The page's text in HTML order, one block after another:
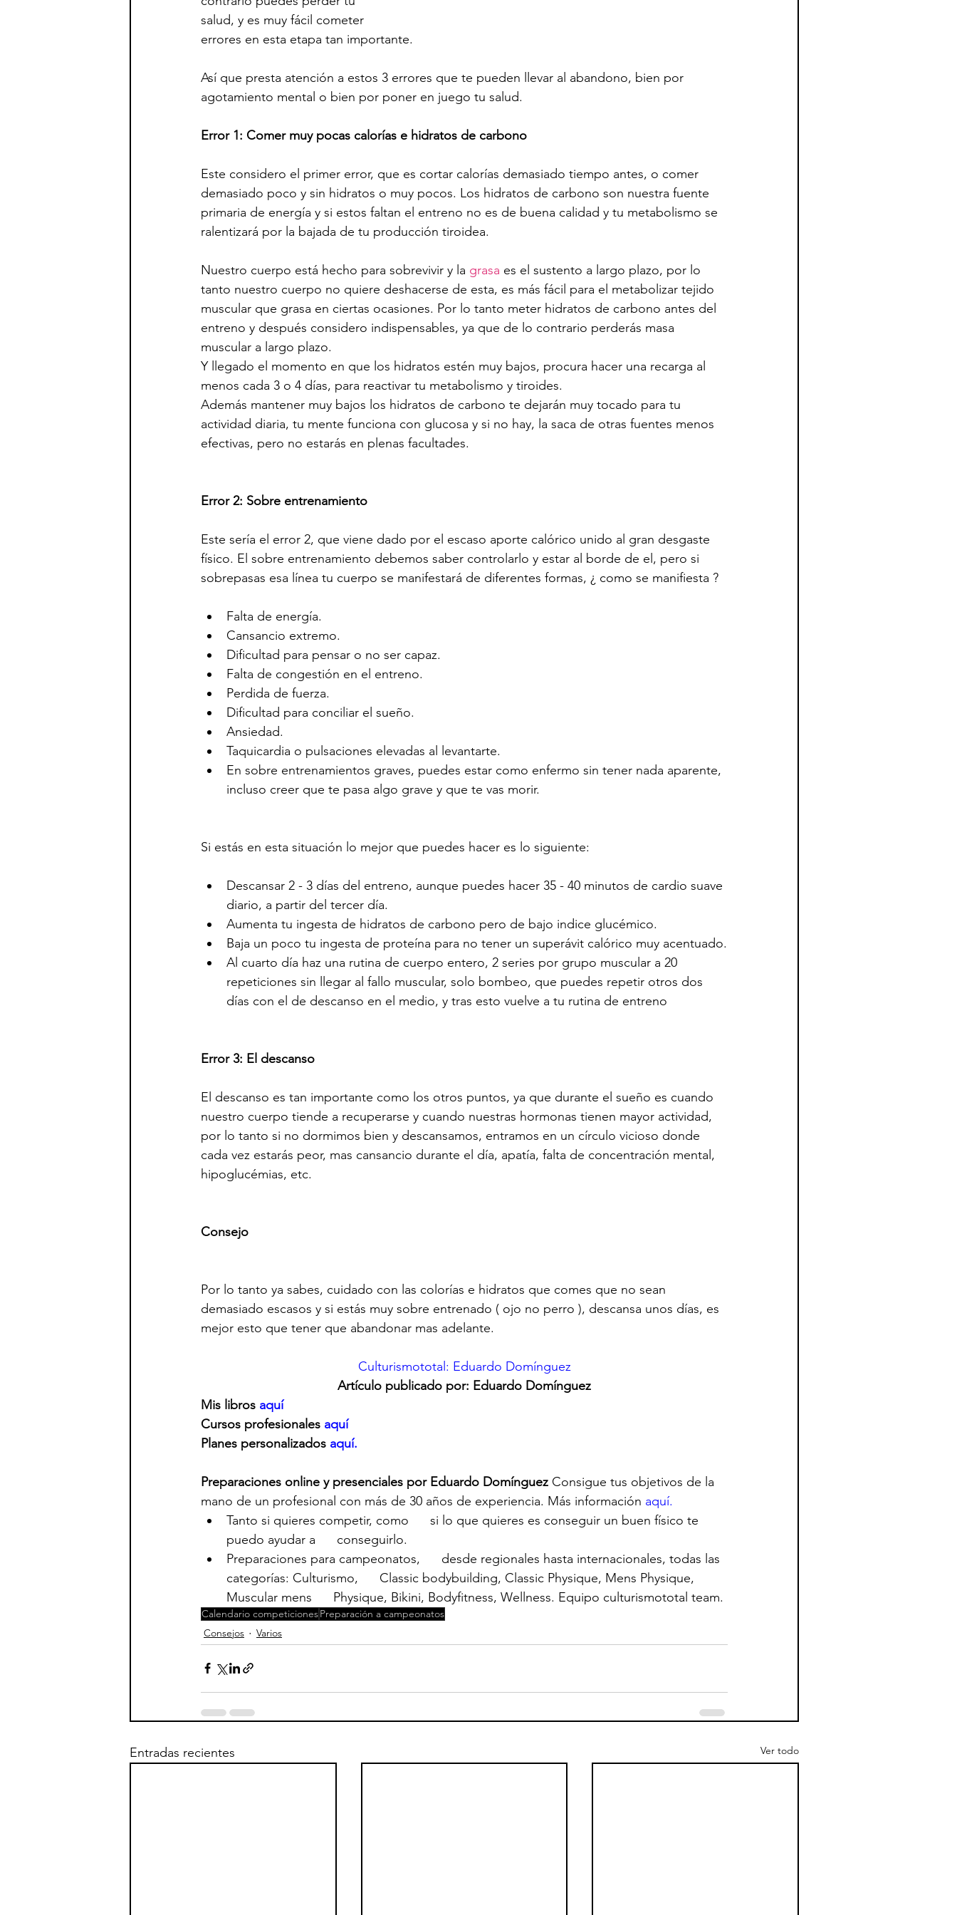
salud, y es muy fácil cometer
errores en esta etapa tan importante.
Así que presta atención a estos 3 errores que te pueden llevar al abandono, bien por
agotamiento mental o bien por poner en juego tu salud.
Error 1: Comer muy pocas calorías e hidratos de carbono
Este considero el primer error, que es cortar calorías demasiado tiempo antes, o comer
demasiado poco y sin hidratos o muy pocos. Los hidratos de carbono son nuestra fuente
primaria de energía y si estos faltan el entreno no es de buena calidad y tu metabolismo se
ralentizará por la bajada de tu producción tiroidea.
Nuestro cuerpo está hecho para sobrevivir y la grasa es el sustento a largo plazo, por lo
tanto nuestro cuerpo no quiere deshacerse de esta, es más fácil para el metabolizar tejido
muscular que grasa en ciertas ocasiones. Por lo tanto meter hidratos de carbono antes del
entreno y después considero indispensables, ya que de lo contrario perderás masa
muscular a largo plazo.
Y llegado el momento en que los hidratos estén muy bajos, procura hacer una recarga al
menos cada 3 o 4 días, para reactivar tu metabolismo y tiroides.
Además mantener muy bajos los hidratos de carbono te dejarán muy tocado para tu
actividad diaria, tu mente funciona con glucosa y si no hay, la saca de otras fuentes menos
efectivas, pero no estarás en plenas facultades.
Error 2: Sobre entrenamiento
Este sería el error 2, que viene dado por el escaso aporte calórico unido al gran desgaste
físico. El sobre entrenamiento debemos saber controlarlo y estar al borde de el, pero si
sobrepasas esa línea tu cuerpo se manifestará de diferentes formas, ¿ como se manifiesta ?
Falta de energía.
Cansancio extremo.
Dificultad para pensar o no ser capaz.
Falta de congestión en el entreno.
Perdida de fuerza.
Dificultad para conciliar el sueño.
Ansiedad.
Taquicardia o pulsaciones elevadas al levantarte.
En sobre entrenamientos graves, puedes estar como enfermo sin tener nada aparente,
incluso creer que te pasa algo grave y que te vas morir.
Si estás en esta situación lo mejor que puedes hacer es lo siguiente:
Descansar 2 - 3 días del entreno, aunque puedes hacer 35 - 40 minutos de cardio suave
diario, a partir del tercer día.
Aumenta tu ingesta de hidratos de carbono pero de bajo indice glucémico.
Baja un poco tu ingesta de proteína para no tener un superávit calórico muy acentuado.
Al cuarto día haz una rutina de cuerpo entero, 2 series por grupo muscular a 20
repeticiones sin llegar al fallo muscular, solo bombeo, que puedes repetir otros dos
días con el de descanso en el medio, y tras esto vuelve a tu rutina de entreno
Error 3: El descanso
El descanso es tan importante como los otros puntos, ya que durante el sueño es cuando
nuestro cuerpo tiende a recuperarse y cuando nuestras hormonas tienen mayor actividad,
por lo tanto si no dormimos bien y descansamos, entramos en un círculo vicioso donde
cada vez estarás peor, mas cansancio durante el día, apatía, falta de concentración mental,
hipoglucémias, etc.
Consejo
Por lo tanto ya sabes, cuidado con las colorías e hidratos que comes que no sean
demasiado escasos y si estás muy sobre entrenado ( ojo no perro ), descansa unos días, es
mejor esto que tener que abandonar mas adelante.
Culturismototal: Eduardo Domínguez
Artículo publicado por: Eduardo Domínguez
Mis libros aquí
Cursos profesionales aquí
Planes personalizados aquí.
Preparaciones online y presenciales por Eduardo Domínguez Consigue tus objetivos de la
mano de un profesional con más de 30 años de experiencia. Más información aquí.
Tanto si quieres competir, como      si lo que quieres es conseguir un buen físico te
puedo ayudar a      conseguirlo.
Preparaciones para campeonatos,      desde regionales hasta internacionales, todas las
categorías: Culturismo,      Classic bodybuilding, Classic Physique, Mens Physique,
Muscular mens      Physique, Bikini, Bodyfitness, Wellness. Equipo culturismototal team.
Calendario competicionesPreparación a campeonatos
Consejos
Varios
Entradas recientes Ver todo